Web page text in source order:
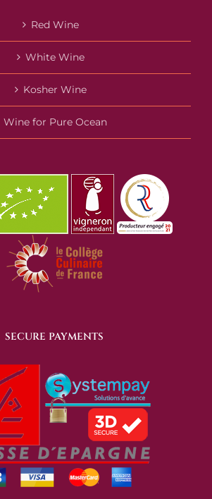
Red Wine
White Wine
Kosher Wine
Wine for Pure Ocean
SECURE PAYMENTS